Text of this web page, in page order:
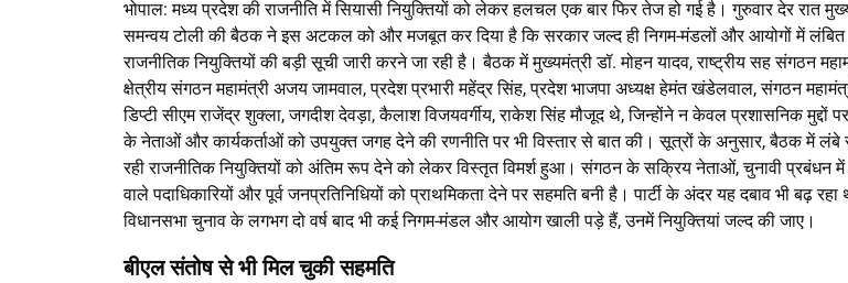
भोपाल: मध्य प्रदेश की राजनीति में सियासी नियुक्तियों को लेकर हलचल एक बार फिर तेज हो गई है। गुरुवार देर रात
समन्वय टोली की बैठक ने इस अटकल को और मजबूत कर दिया है कि सरकार जल्द ही निगम-मंडलों और आयोगों में लंबित
राजनीतिक नियुक्तियों की बड़ी सूची जारी करने जा रही है। बैठक में मुख्यमंत्री डॉ. मोहन यादव, राष्ट्रीय सह संगठन
क्षेत्रीय संगठन महामंत्री अजय जामवाल, प्रदेश प्रभारी महेंद्र सिंह, प्रदेश भाजपा अध्यक्ष हेमंत खंडेलवाल, संगठन
डिप्टी सीएम राजेंद्र शुक्ला, जगदीश देवड़ा, कैलाश विजयवर्गीय, राकेश सिंह मौजूद थे, जिन्होंने न केवल प्रशासनिक मुद्दों पर
के नेताओं और कार्यकर्ताओं को उपयुक्त जगह देने की रणनीति पर भी विस्तार से बात की। सूत्रों के अनुसार, बैठक में
रही राजनीतिक नियुक्तियों को अंतिम रूप देने को लेकर विस्तृत विमर्श हुआ। संगठन के सक्रिय नेताओं, चुनावी प्रबंधन में
वाले पदाधिकारियों और पूर्व जनप्रतिनिधियों को प्राथमिकता देने पर सहमति बनी है। पार्टी के अंदर यह दबाव भी बढ़ रहा
विधानसभा चुनाव के लगभग दो वर्ष बाद भी कई निगम-मंडल और आयोग खाली पड़े हैं, उनमें नियुक्तियां जल्द की जाए।
बीएल संतोष से भी मिल चुकी सहमति